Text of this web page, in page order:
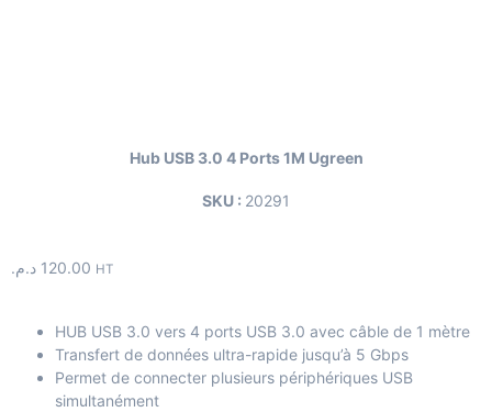
Hub USB 3.0 4 Ports 1M Ugreen
SKU : 20291
120.00 د.م. HT
HUB USB 3.0 vers 4 ports USB 3.0 avec câble de 1 mètre
Transfert de données ultra-rapide jusqu’à 5 Gbps
Permet de connecter plusieurs périphériques USB
simultanément